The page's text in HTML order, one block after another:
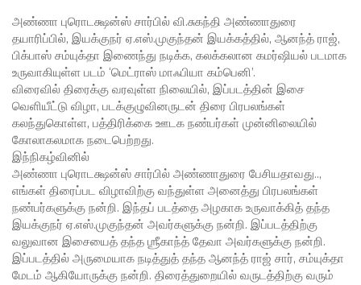
அண்ணா புரொடக்ஷன்ஸ் சார்பில் வி.சுகந்தி அண்ணாதுரை
தயாரிப்பில், இயக்குநர் ஏ.எஸ்.முகுந்தன் இயக்கத்தில், ஆனந்த் ராஜ்,
பிக்பாஸ் சம்யுக்தா இணைந்து நடிக்க, கலக்கலான கமர்ஷியல் படமாக
உருவாகியுள்ள படம் ‘மெட்ராஸ் மாஃபியா கம்பெனி’.
விரைவில் திரைக்கு வரவுள்ள நிலையில், இப்படத்தின் இசை
வெளியீட்டு விழா, படக்குழுவினருடன் திரை பிரபலங்கள்
கலந்துகொள்ள, பத்திரிக்கை ஊடக நண்பர்கள் முன்னிலையில்
கோலாகலமாக நடைபெற்றது.
இந்நிகழ்வினில்
அண்ணா புரொடக்ஷன்ஸ் சார்பில் அண்ணாதுரை பேசியதாவது..,
எங்கள் திரைப்பட விழாவிற்கு வந்துள்ள அனைத்து பிரபலங்கள்
நண்பர்களுக்கு நன்றி. இந்தப் படத்தை அழகாக உருவாக்கித் தந்த
இயக்குநர் ஏ.எஸ்.முகுந்தன் அவர்களுக்கு நன்றி. இப்படத்திற்கு
வலுவான இசையைத் தந்த ஶ்ரீகாந்த் தேவா அவர்களுக்கு நன்றி.
இப்படத்தில் அருமையாக நடித்துத் தந்த ஆனந்த் ராஜ் சார், சம்யுக்தா
மேடம் ஆகியோருக்கு நன்றி. திரைத்துறையில் வருடத்திற்கு வரும்